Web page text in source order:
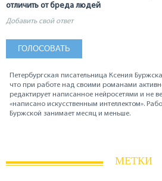
отличить от бреда людей
Добавить свой ответ
Петербургская писательница Ксения
что при работе над своими романами
редактирует написанное нейросетями и не
«написано искусственным интеллектом».
Буржской занимает месяц и меньше.
МЕТКИ